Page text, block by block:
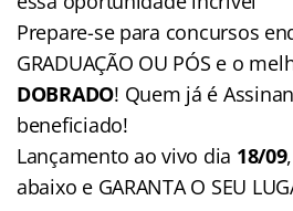
Prepare-se para concursos
GRADUAÇÃO OU PÓS e o
DOBRADO! Quem já é
beneficiado!
Lançamento ao vivo dia 18/09
abaixo e GARANTA O SEU